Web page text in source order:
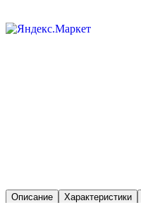
Описание Характеристики